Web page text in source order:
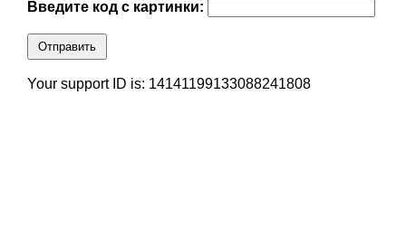
Введите код с картинки:
Отправить
Your support ID is: 14141199133088241808